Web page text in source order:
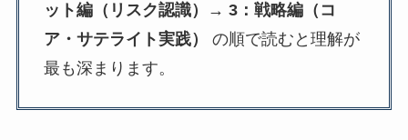
ット編（リスク認識）→ 3：戦略編（コ
ア・サテライト実践）
の順で読むと理解が
最も深まります。